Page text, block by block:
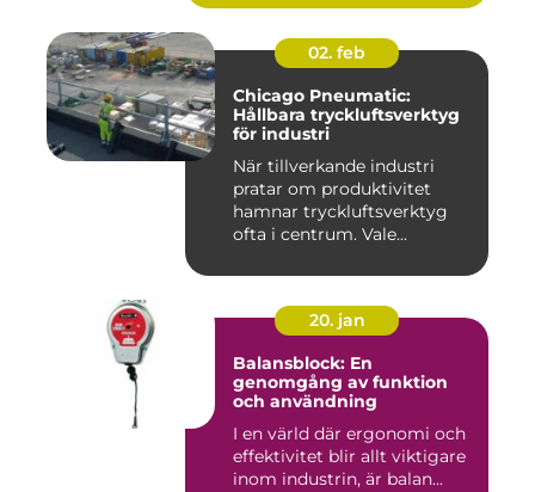
02. feb
Chicago Pneumatic:
Hållbara tryckluftsverktyg
för industri
När tillverkande industri
pratar om produktivitet
hamnar tryckluftsverktyg
ofta i centrum. Vale...
20. jan
Balansblock: En
genomgång av funktion
och användning
I en värld där ergonomi och
effektivitet blir allt viktigare
inom industrin, är balan...